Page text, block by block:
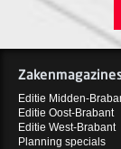
Editie Midden-
Editie Oost-Brabant
Editie West-Brabant
Planning specials